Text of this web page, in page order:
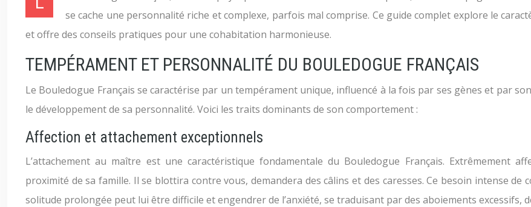
se cache une personnalité riche et complexe, parfois mal comprise. Ce guide complet explore le
et offre des conseils pratiques pour une cohabitation harmonieuse.
TEMPÉRAMENT ET PERSONNALITÉ DU BOULEDOGUE FRANÇAIS
Le Bouledogue Français se caractérise par un tempérament unique, influencé à la fois par ses gènes et par
le développement de sa personnalité. Voici les traits dominants de son comportement :
Affection et attachement exceptionnels
L’attachement au maître est une caractéristique fondamentale du Bouledogue Français. Extrêmement
proximité de sa famille. Il se blottira contre vous, demandera des câlins et des caresses. Ce besoin intense de
solitude prolongée peut lui être difficile et engendrer de l’anxiété, se traduisant par des aboiements